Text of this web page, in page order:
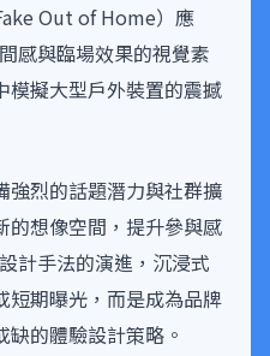
Out of Home）應
感與臨場效果的視覺素
模擬大型戶外裝置的震撼
強烈的話題潛力與社群擴
的想像空間，提升參與感
計手法的演進，沉浸式
短期曝光，而是成為品牌
的體驗設計策略。